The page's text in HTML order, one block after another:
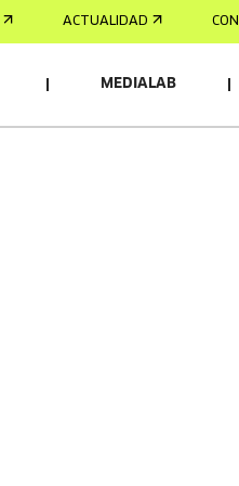
ACTUALIDAD
MEDIALAB